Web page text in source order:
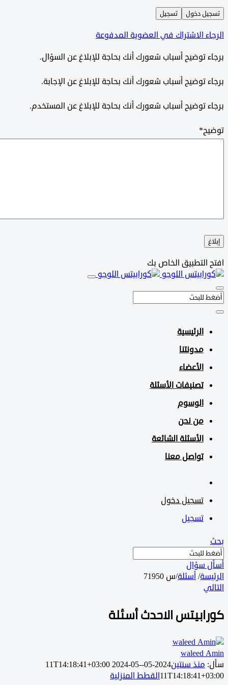
دخول تسجيل
الاشتراك في العضوية المدفوعة
توضيح أسباب شعورك أنك بحاجة للإبلاغ عن السؤال.
توضيح أسباب شعورك أنك بحاجة للإبلاغ عن الإجابة.
توضيح أسباب شعورك أنك بحاجة للإبلاغ عن المستخدم.
*
التطبيق الخاص بك
الرئيسية
مدونتنا
الأعضاء
تصنيفات الأسئلة
الوسوم
من نحن
الأسئلة الشائعة
تواصل معنا
تسجيل دخول
تسجيل
سؤال
/ أسئلة/س 71950
الاحدث أسئلة
waleed
منذ سنتين2024-05-11T14:18:41+03:00
2024-05-
القطط المنزلية